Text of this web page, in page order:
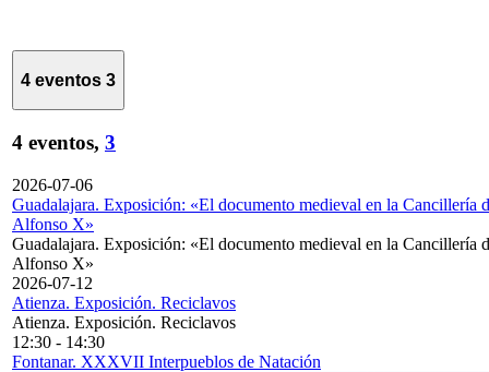
4 eventos 3
4 eventos, 3
2026-07-06
Guadalajara. Exposición: «El documento medieval en la Cancillería
Alfonso X»
Guadalajara. Exposición: «El documento medieval en la Cancillería
Alfonso X»
2026-07-12
Atienza. Exposición. Reciclavos
Atienza. Exposición. Reciclavos
12:30 - 14:30
Fontanar. XXXVII Interpueblos de Natación